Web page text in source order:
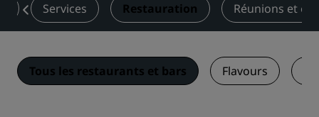
Services Restauration Réunions et
Tous les restaurants et bars Flavours